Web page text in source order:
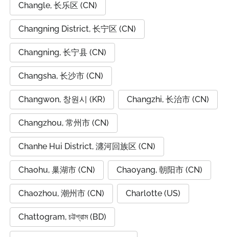
Changle, 长乐区 (CN)
Changning District, 长宁区 (CN)
Changning, 长宁县 (CN)
Changsha, 长沙市 (CN)
Changwon, 창원시 (KR) Changzhi, 长治市 (CN)
Changzhou, 常州市 (CN)
Chanhe Hui District, 瀍河回族区 (CN)
Chaohu, 巢湖市 (CN) Chaoyang, 朝阳市 (CN)
Chaozhou, 潮州市 (CN) Charlotte (US)
Chattogram, চট্টগ্রাম (BD)